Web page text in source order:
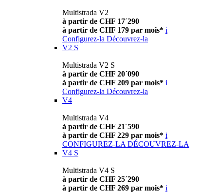
Multistrada V2
à partir de CHF 17´290
à partir de CHF 179 par mois* i
Configurez-la Découvrez-la
V2 S
Multistrada V2 S
à partir de CHF 20´090
à partir de CHF 209 par mois* i
Configurez-la Découvrez-la
V4
Multistrada V4
à partir de CHF 21´590
à partir de CHF 229 par mois* i
CONFIGUREZ-LA DÉCOUVREZ-LA
V4 S
Multistrada V4 S
à partir de CHF 25´290
à partir de CHF 269 par mois* i